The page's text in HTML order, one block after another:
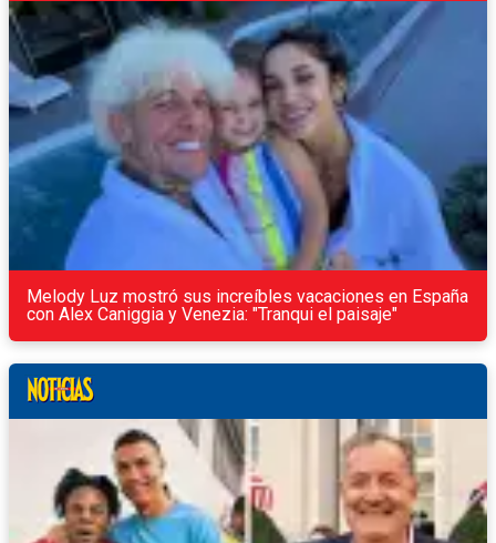
Melody Luz mostró sus increíbles vacaciones en España
con Alex Caniggia y Venezia: "Tranqui el paisaje"